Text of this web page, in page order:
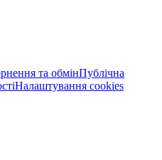
та обмінПублічна
Налаштування cookies